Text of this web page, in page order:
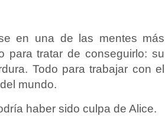
en una de las mentes más
para tratar de conseguirlo: su
Todo para trabajar con el
mundo.
haber sido culpa de Alice.